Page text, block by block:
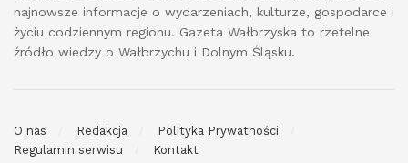
najnowsze informacje o wydarzeniach, kulturze, gospodarce i
życiu codziennym regionu. Gazeta Wałbrzyska to rzetelne
źródło wiedzy o Wałbrzychu i Dolnym Śląsku.
O nas Redakcja
Polityka Prywatności
Regulamin serwisu
Kontakt